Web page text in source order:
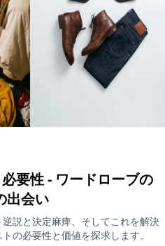
要性 - ワードローブの
出会い
逆説と決定麻痺、そしてこれを解決
の必要性と価値を探求します。